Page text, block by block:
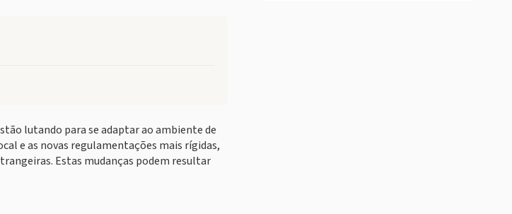
lutando para se adaptar ao ambiente de
e as novas regulamentações mais rígidas,
Estas mudanças podem resultar